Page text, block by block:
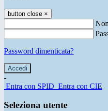
button close ×
Password dimenticata?
-
Entra con SPID Entra con CIE
Seleziona utente